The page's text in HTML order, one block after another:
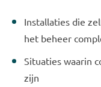
Installaties die
het beheer
Situaties waarin
zijn